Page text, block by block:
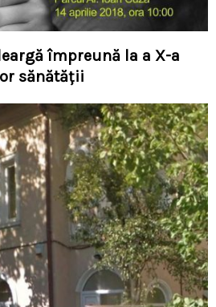
împreună la a X-a
sănătății